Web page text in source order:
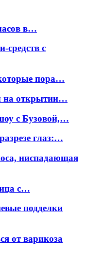
в…
с
пора…
на открытии…
с Бузовой,…
глаз:…
ниспадающая
с…
подделки
от варикоза